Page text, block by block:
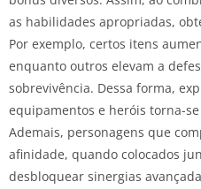
as habilidades apropriadas,
Por exemplo, certos itens
enquanto outros elevam a
sobrevivência. Dessa forma,
equipamentos e heróis torna-
Ademais, personagens que
afinidade, quando colocados
desbloquear sinergias